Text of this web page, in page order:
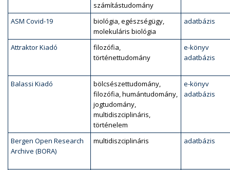
számítástudomány
ASM Covid-19
biológia, egészségügy,
molekuláris biológia
adatbázis
Attraktor Kiadó
filozófia,
történettudomány
e-könyv
adatbázis
Balassi Kiadó
bölcsészettudomány,
filozófia, humántudomány,
jogtudomány,
multidiszciplináris,
történelem
e-könyv
adatbázis
Bergen Open Research
Archive (BORA)
multidiszciplináris adatbázis